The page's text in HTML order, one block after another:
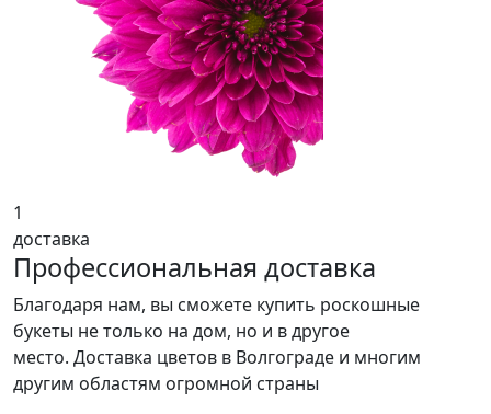
1
доставка
Профессиональная доставка
Благодаря нам, вы сможете купить роскошные
букеты не только на дом, но и в другое
место. Доставка цветов в Волгограде и многим
другим областям огромной страны